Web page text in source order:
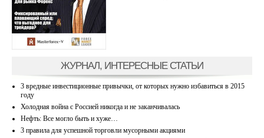
ЖУРНАЛ, ИНТЕРЕСНЫЕ СТАТЬИ
3 вредные инвестиционные привычки, от которых нужно избавиться в 2015
году
Холодная война с Россией никогда и не заканчивалась
Нефть: Все могло быть и хуже…
3 правила для успешной торговли мусорными акциями